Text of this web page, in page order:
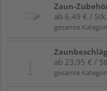
Zaun-
ab 6,49 € / Stk.
gesamte
ab 23,95 € /
gesamte